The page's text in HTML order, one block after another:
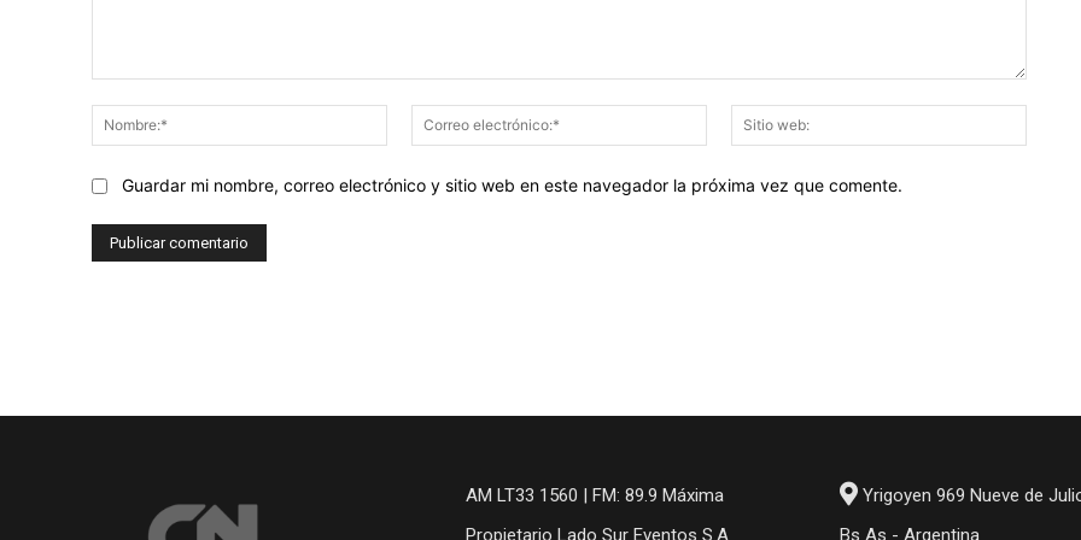
Nombre:*
Correo
electrónico:*
web:
Guardar mi nombre, correo electrónico y sitio web en este navegador la próxima vez que comente.
AM LT33 1560 | FM: 89.9 Máxima
Propietario Lado Sur Eventos S.A
Yrigoyen 969 Nueve de
Bs As - Argentina